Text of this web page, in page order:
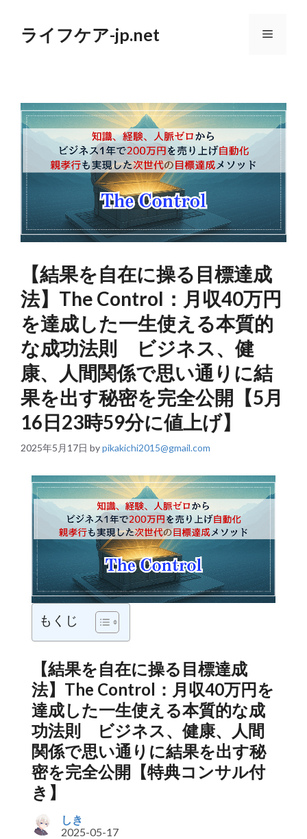
ライフケア-jp.net メ
ュ
ー
【結果を自在に操る目標達成
法】The Control：月収40万円
を達成した一生使える本質的
な成功法則 ビジネス、健
康、人間関係で思い通りに結
果を出す秘密を完全公開【5月
16日23時59分に値上げ】
2025年5月17日 bypikakichi2015@gmail.com
もくじ
【結果を自在に操る目標達成
法】The Control：月収40万円を
達成した一生使える本質的な成
功法則 ビジネス、健康、人間
関係で思い通りに結果を出す秘
密を完全公開【特典コンサル付
き】
しき
2025-05-17